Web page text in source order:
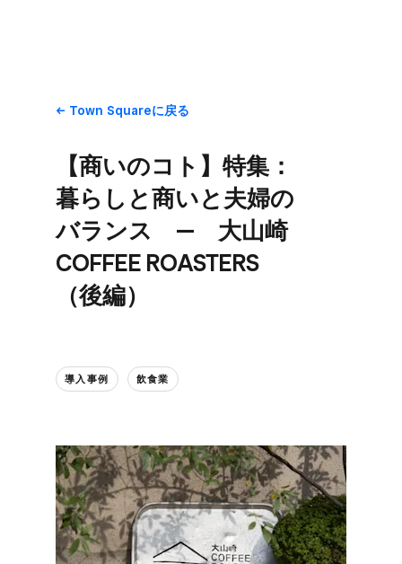
Town Squareに​戻る
【商いの​コト】​特集：
暮らしと​商いと​夫婦の​
バランス — 大山崎
COFFEE ROASTERS ​
（後編）
導入事例 飲食業